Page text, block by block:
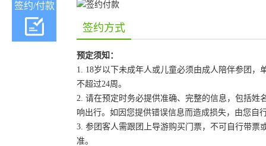
签约/付款
签约方式
预定须知：
1. 18岁以下未成年人或儿童必须由成人陪伴参团
不超过24周。
2. 请在预定时务必提供准确、完整的信息，包括
响出行。如因您提供错误信息而造成损失，由您自
3. 参团客人需跟团上导游购买门票，不可自行带票
准。